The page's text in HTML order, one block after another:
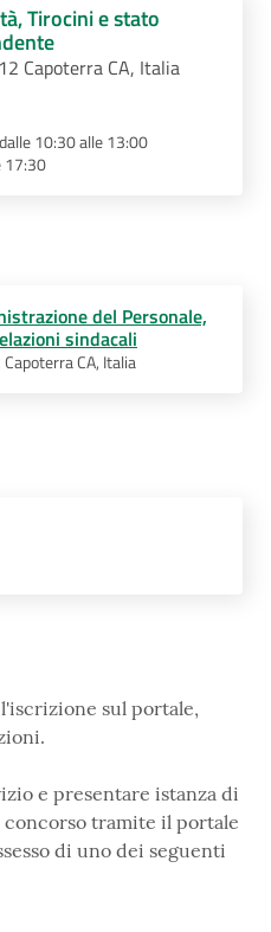
Tirocini e stato
Capoterra CA, Italia
10:30 alle 13:00
17:30
del Personale,
sindacali
CA, Italia
sul portale,
e presentare istanza di
tramite il portale
di uno dei seguenti